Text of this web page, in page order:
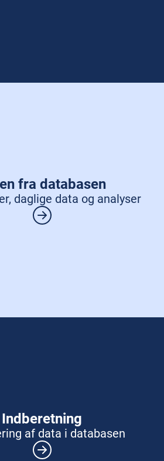
fra databasen
daglige data og analyser
Indberetning
af data i databasen